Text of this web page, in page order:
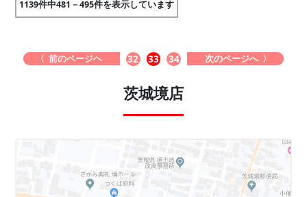
1139件中481－495件を表示しています
〈 前のページヘ 32 33 34 次のページへ 〉
茨城境店